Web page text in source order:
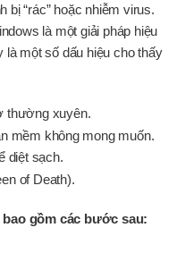
bị “rác” hoặc nhiễm virus.
là một giải pháp hiệu
là một số dấu hiệu cho thấy
thường xuyên.
mềm không mong muốn.
diệt sạch.
of Death).
gồm các bước sau: